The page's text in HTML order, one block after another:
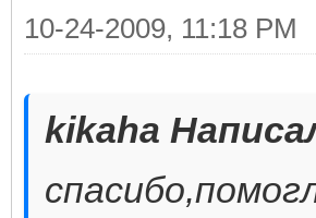
10-24-2009, 11:18 PM
kikaha